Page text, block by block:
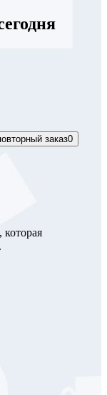
заказ0
которая